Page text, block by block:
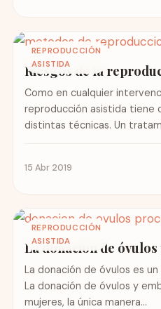
REPRODUCCIÓN
ASISTIDA
Riesgos de la
Como en cualquier
reproducción asistida tiene
distintas técnicas. Un
15 Abr 2019
REPRODUCCIÓN
ASISTIDA
La donación de
La donación de óvulos es
La donación de óvulos y
mujeres, la única manera...